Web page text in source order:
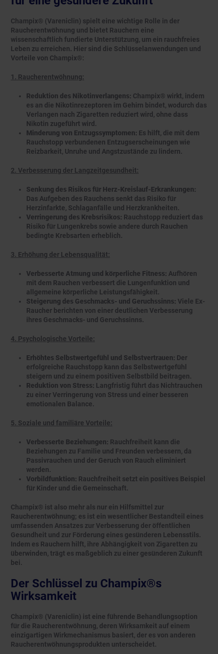
Champix® (Vareniclin) spielt eine wichtige Rolle in der
Raucherentwöhnung und bietet Rauchern eine
wissenschaftlich fundierte Unterstützung, um ein rauchfreies
Leben zu erreichen. Hier sind die Schlüsselanwendungen und
Vorteile von Champix®:
1. Raucherentwöhnung:
Reduktion des Nikotinverlangens: Champix® wirkt, indem
es an die Nikotinrezeptoren im Gehirn bindet, wodurch das
Verlangen nach Zigaretten reduziert wird, ohne dass
Nikotin zugeführt wird.
Minderung von Entzugssymptomen: Es hilft, die mit dem
Rauchstopp verbundenen Entzugserscheinungen wie
Reizbarkeit, Unruhe und Angstzustände zu lindern.
2. Verbesserung der Langzeitgesundheit:
Senkung des Risikos für Herz-Kreislauf-Erkrankungen:
Das Aufgeben des Rauchens senkt das Risiko für
Herzinfarkte, Schlaganfälle und Herzkrankheiten.
Verringerung des Krebsrisikos: Rauchstopp reduziert das
Risiko für Lungenkrebs sowie andere durch Rauchen
bedingte Krebsarten erheblich.
3. Erhöhung der Lebensqualität:
Verbesserte Atmung und körperliche Fitness: Aufhören
mit dem Rauchen verbessert die Lungenfunktion und
allgemeine körperliche Leistungsfähigkeit.
Steigerung des Geschmacks- und Geruchssinns: Viele Ex-
Raucher berichten von einer deutlichen Verbesserung
ihres Geschmacks- und Geruchssinns.
4. Psychologische Vorteile:
Erhöhtes Selbstwertgefühl und Selbstvertrauen: Der
erfolgreiche Rauchstopp kann das Selbstwertgefühl
steigern und zu einem positiven Selbstbild beitragen.
Reduktion von Stress: Langfristig führt das Nichtrauchen
zu einer Verringerung von Stress und einer besseren
emotionalen Balance.
5. Soziale und familiäre Vorteile:
Verbesserte Beziehungen: Rauchfreiheit kann die
Beziehungen zu Familie und Freunden verbessern, da
Passivrauchen und der Geruch von Rauch eliminiert
werden.
Vorbildfunktion: Rauchfreiheit setzt ein positives Beispiel
für Kinder und die Gemeinschaft.
Champix® ist also mehr als nur ein Hilfsmittel zur
Raucherentwöhnung; es ist ein wesentlicher Bestandteil eines
umfassenden Ansatzes zur Verbesserung der öffentlichen
Gesundheit und zur Förderung eines gesünderen Lebensstils.
Indem es Rauchern hilft, ihre Abhängigkeit von Zigaretten zu
überwinden, trägt es maßgeblich zu einer gesünderen Zukunft
bei.
Der Schlüssel zu Champix®s
Wirksamkeit
Champix® (Vareniclin) ist eine führende Behandlungsoption
für die Raucherentwöhnung, deren Wirksamkeit auf einem
einzigartigen Wirkmechanismus basiert, der es von anderen
Raucherentwöhnungsprodukten unterscheidet.